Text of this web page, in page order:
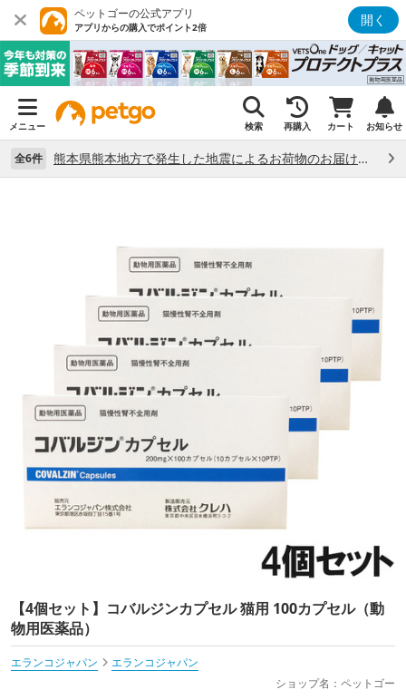
ペットゴーの公式アプリ
アプリからの購入でポイント2倍 開く
メニュー 検索 再購入 カート お知らせ
全6件 熊本県熊本地方で発生した地震によるお荷物のお届け状況について （7/28）
【4個セット】コバルジンカプセル 猫用 100カプセル（動
物用医薬品）
エランコジャパン
エランコジャパン
ショップ名：ペットゴー